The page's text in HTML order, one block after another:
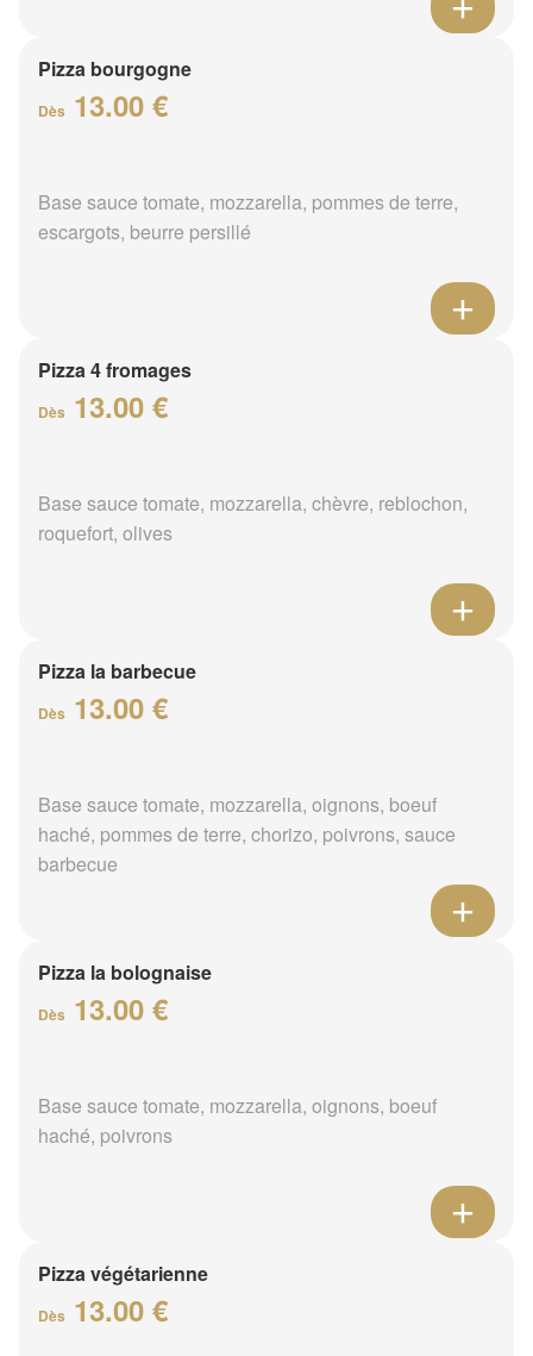
Pizza bourgogne
Dès 13.00 €
Base sauce tomate, mozzarella, pommes de terre,
escargots, beurre persillé
Pizza 4 fromages
Dès 13.00 €
Base sauce tomate, mozzarella, chèvre, reblochon,
roquefort, olives
Pizza la barbecue
Dès 13.00 €
Base sauce tomate, mozzarella, oignons, boeuf
haché, pommes de terre, chorizo, poivrons, sauce
barbecue
Pizza la bolognaise
Dès 13.00 €
Base sauce tomate, mozzarella, oignons, boeuf
haché, poivrons
Pizza végétarienne
Dès 13.00 €